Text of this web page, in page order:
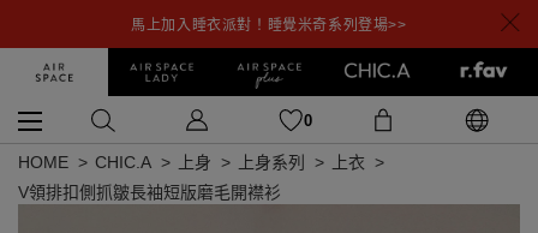
馬上加入睡衣派對！睡覺米奇系列登場>>
0
HOME CHIC.A 上身 上身系列
上衣
V領排扣側抓皺長袖短版磨毛開襟衫